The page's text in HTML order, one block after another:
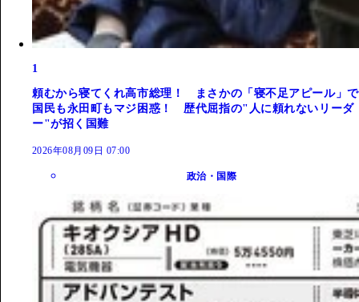
1
頼むから寝てくれ高市総理！ まさかの「寝不足アピール」で
国民も永田町もマジ困惑！ 歴代屈指の"人に頼れないリーダ
ー"が招く国難
2026年08月09日 07:00
政治・国際